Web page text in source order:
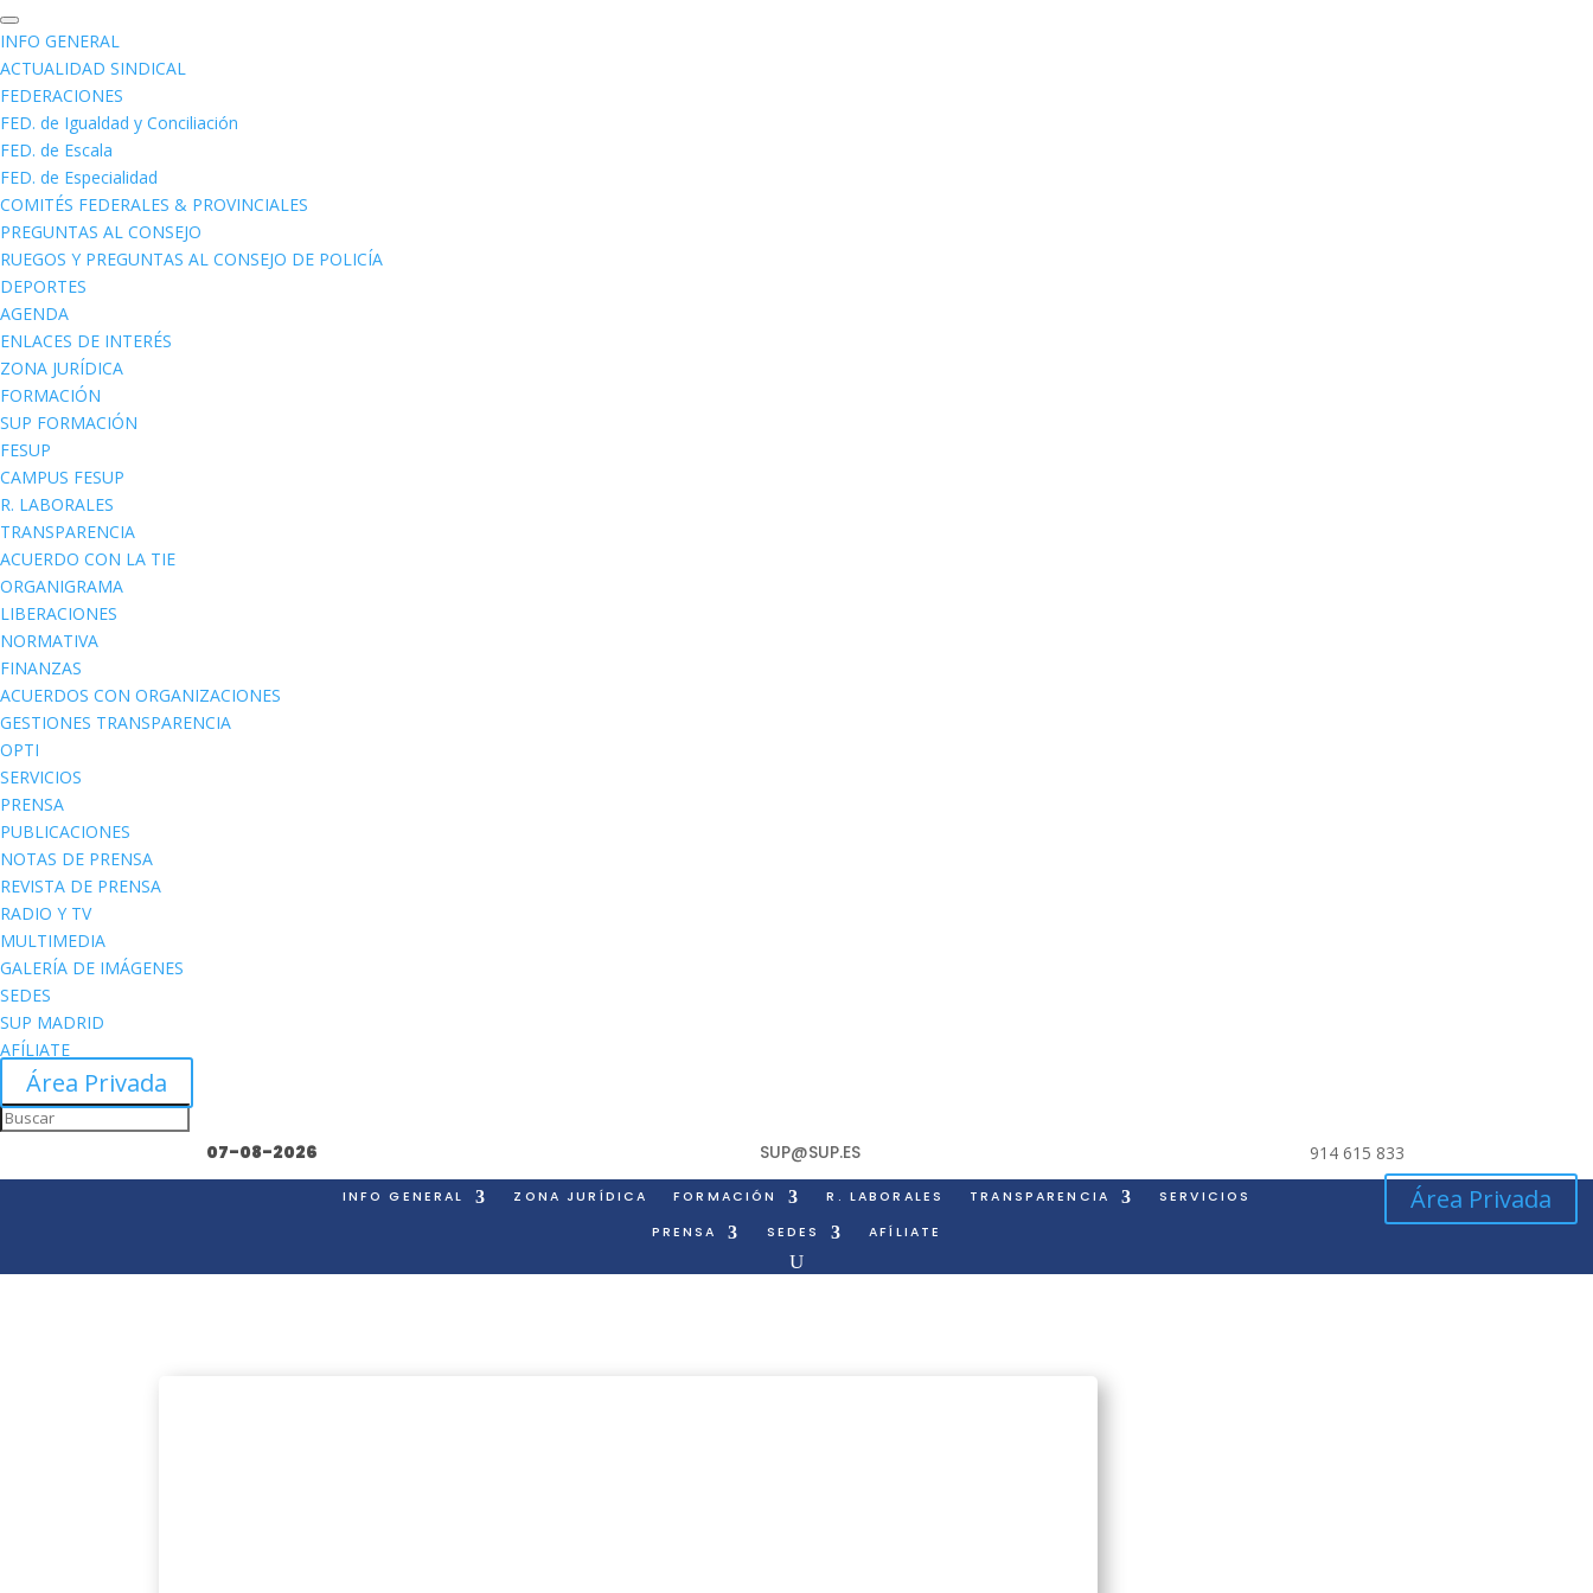
INFO GENERAL
ACTUALIDAD SINDICAL
FEDERACIONES
FED. de Igualdad y Conciliación
FED. de Escala
FED. de Especialidad
COMITÉS FEDERALES & PROVINCIALES
PREGUNTAS AL CONSEJO
RUEGOS Y PREGUNTAS AL CONSEJO DE POLICÍA
DEPORTES
AGENDA
ENLACES DE INTERÉS
ZONA JURÍDICA
FORMACIÓN
SUP FORMACIÓN
FESUP
CAMPUS FESUP
R. LABORALES
TRANSPARENCIA
ACUERDO CON LA TIE
ORGANIGRAMA
LIBERACIONES
NORMATIVA
FINANZAS
ACUERDOS CON ORGANIZACIONES
GESTIONES TRANSPARENCIA
OPTI
SERVICIOS
PRENSA
PUBLICACIONES
NOTAS DE PRENSA
REVISTA DE PRENSA
RADIO Y TV
MULTIMEDIA
GALERÍA DE IMÁGENES
SEDES
SUP MADRID
AFÍLIATE
Área Privada
07-08-2026 SUP@SUP.ES 914 615 833
INFO GENERAL ZONA JURÍDICA FORMACIÓN R. LABORALES TRANSPARENCIA
SERVICIOS
PRENSA
SEDES AFÍLIATE
Área Privada